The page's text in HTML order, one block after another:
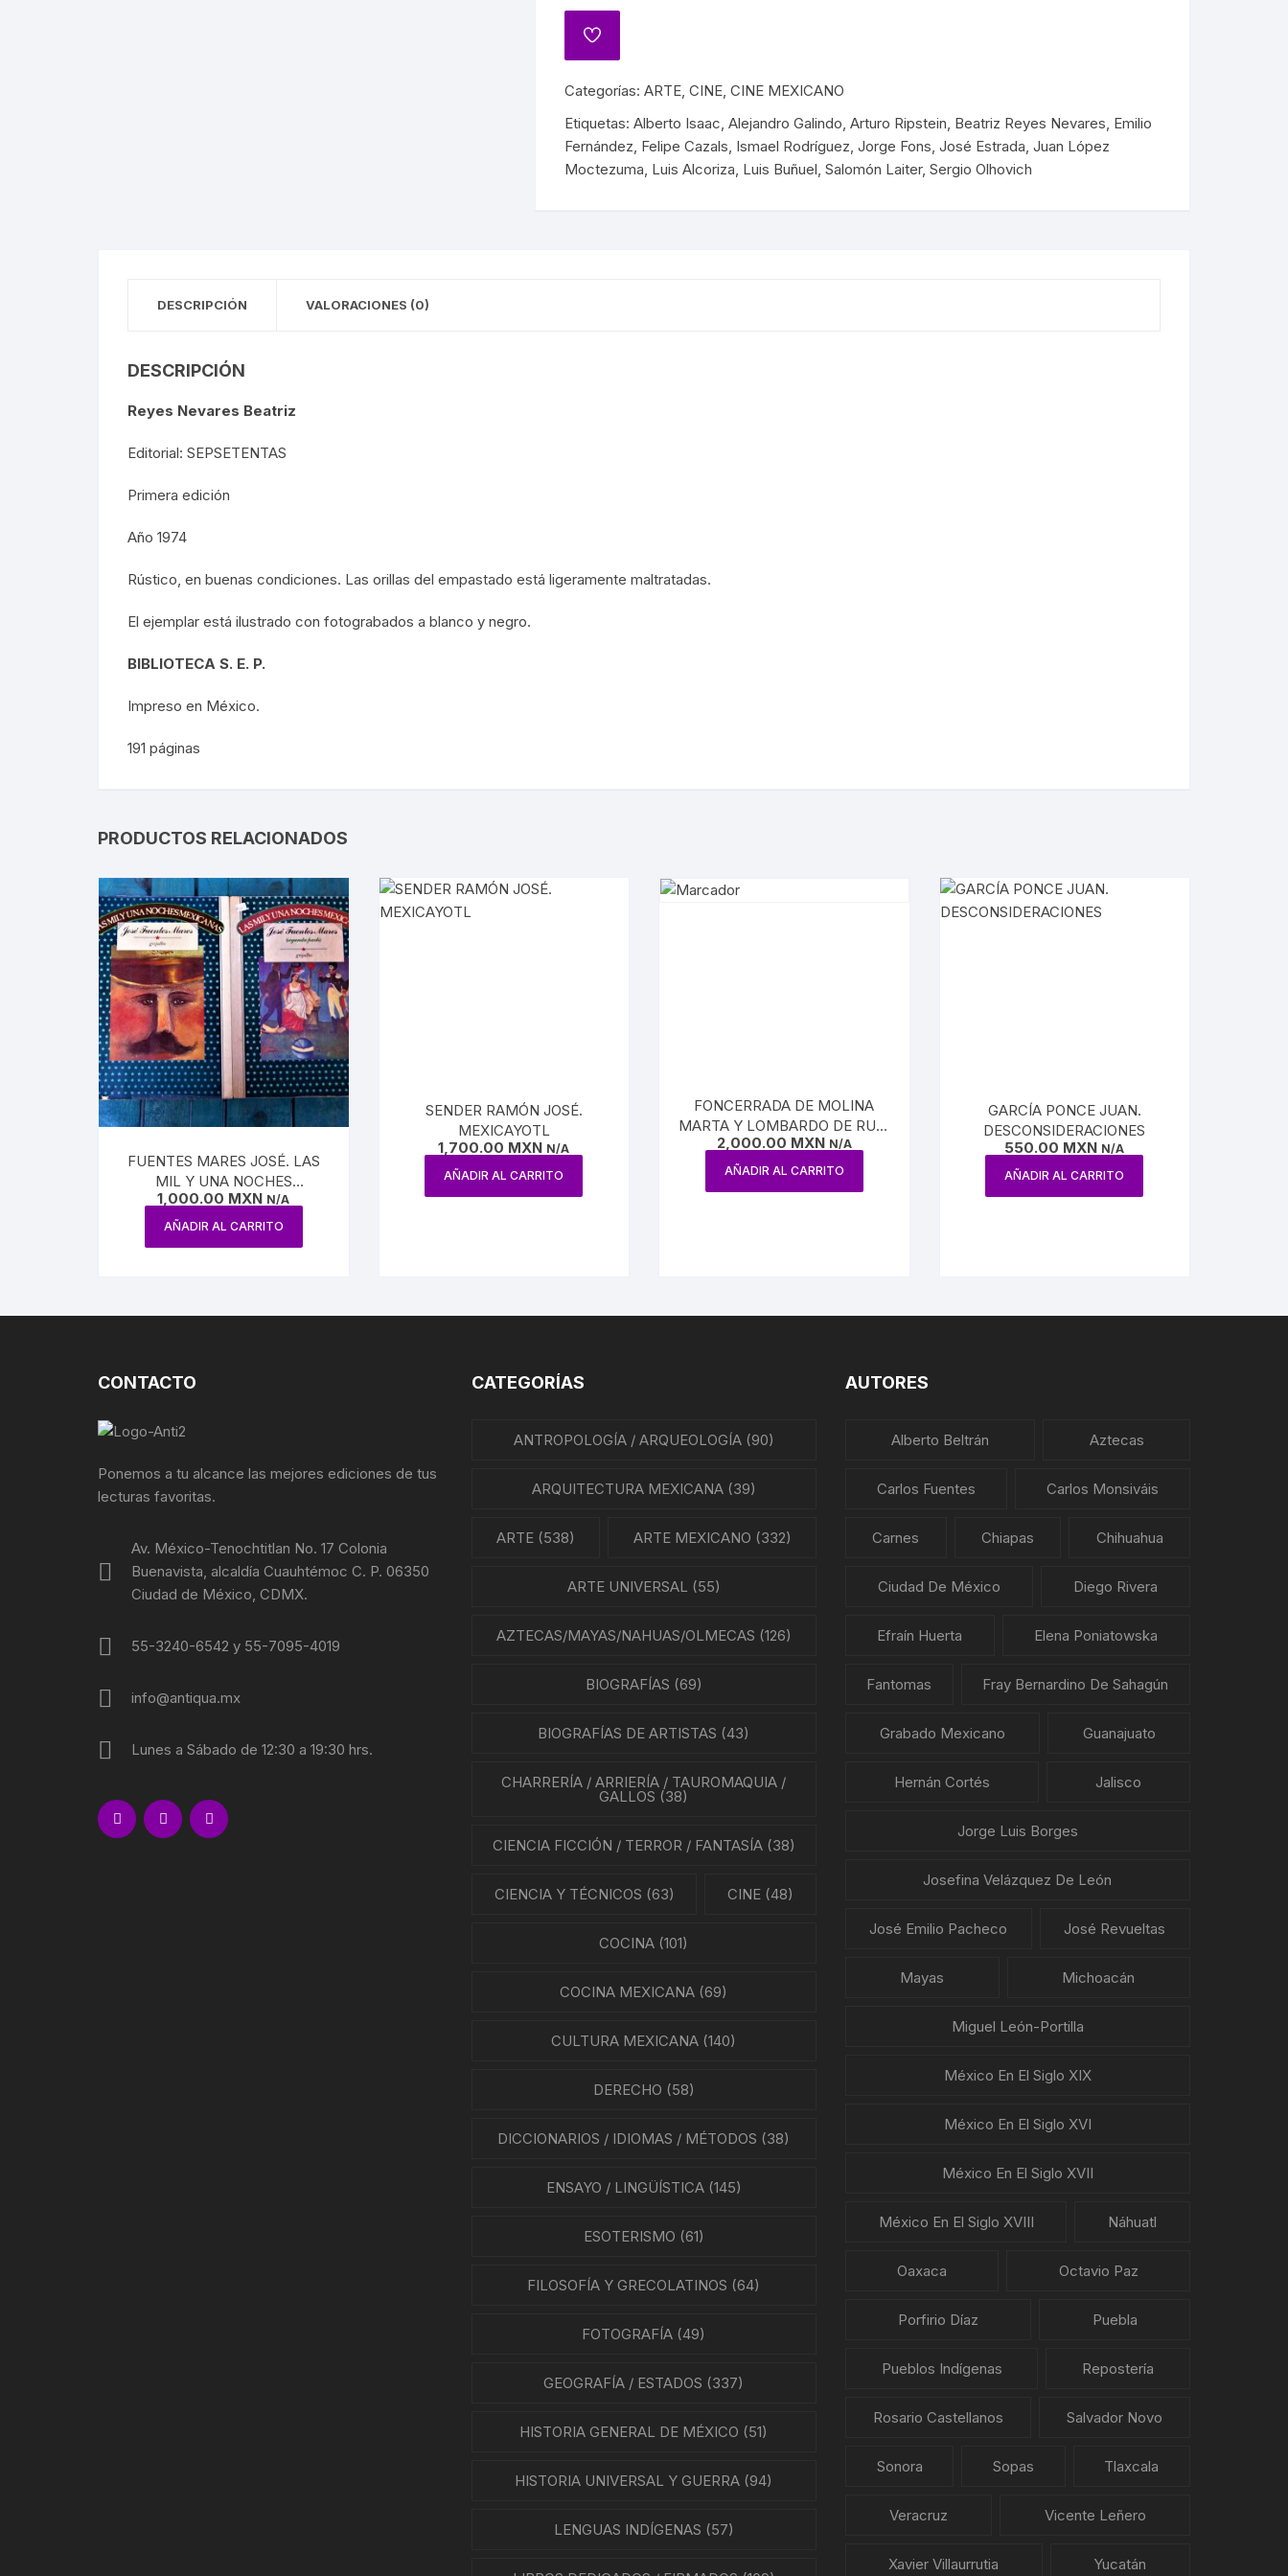
BIOGRAFÍAS CINE
CINE MEXICANO
CINE UNIVERSAL
REVISTAS DE CINE
MEDICINA EN MÉXICO
REBELIONES
GUERRILLA EN MÉXICO
GEOGRAFÍA / ESTADOS
FERROCARRILES
Categorías: ARTE CINE CINE MEXICANO
Etiquetas: Alberto Isaac Alejandro Galindo Arturo Ripstein Beatriz Reyes Nevares Emilio
Fernández Felipe Cazals Ismael Rodríguez Jorge Fons José Estrada Juan López
Moctezuma Luis Alcoriza Luis Buñuel Salomón Laiter, Sergio Olhovich
DESCRIPCIÓN VALORACIONES (0)
DESCRIPCIÓN
Reyes Nevares Beatriz
Editorial: SEPSETENTAS
Primera edición
Año 1974
Rústico, en buenas condiciones. Las orillas del empastado está ligeramente maltratadas.
El ejemplar está ilustrado con fotograbados a blanco y negro.
BIBLIOTECA S. E. P.
Impreso en México.
191 páginas
PRODUCTOS RELACIONADOS
FUENTES MARES JOSÉ. LAS
MIL Y UNA NOCHES
MEXICANAS
1,000.00 MXN N/A
AÑADIR AL CARRITO
SENDER RAMÓN JOSÉ.
MEXICAYOTL
1,700.00 MXN N/A
AÑADIR AL CARRITO
FONCERRADA DE MOLINA
MARTA Y LOMBARDO DE RUIZ
SONIA. VASIJAS PINTADAS
MAYAS EN CONTEXTO
2,000.00 MXN N/A
AÑADIR AL CARRITO
GARCÍA PONCE JUAN.
DESCONSIDERACIONES
550.00 MXN N/A
AÑADIR AL CARRITO
CONTACTO
Ponemos a tu alcance las mejores ediciones de tus
lecturas favoritas.
Av. México-Tenochtitlan No. 17 Colonia
Buenavista, alcaldía Cuauhtémoc C. P. 06350
Ciudad de México, CDMX.
55-3240-6542 y 55-7095-4019
info@antiqua.mx
Lunes a Sábado de 12:30 a 19:30 hrs.
CATEGORÍAS
ANTROPOLOGÍA / ARQUEOLOGÍA(90)
ARQUITECTURA MEXICANA(39)
ARTE (538) ARTE MEXICANO (332)
ARTE UNIVERSAL (55)
AZTECAS/MAYAS/NAHUAS/OLMECAS (126)
BIOGRAFÍAS (69)
BIOGRAFÍAS DE ARTISTAS (43)
CHARRERÍA / ARRIERÍA / TAUROMAQUIA /
GALLOS (38)
CIENCIA FICCIÓN / TERROR / FANTASÍA(38)
CIENCIA Y TÉCNICOS (63) CINE (48)
COCINA (101)
COCINA MEXICANA (69)
CULTURA MEXICANA (140)
DERECHO (58)
DICCIONARIOS / IDIOMAS / MÉTODOS (38)
ENSAYO / LINGÜÍSTICA(145)
ESOTERISMO (61)
FILOSOFÍA Y GRECOLATINOS (64)
FOTOGRAFÍA (49)
GEOGRAFÍA / ESTADOS (337)
HISTORIA GENERAL DE MÉXICO (51)
HISTORIA UNIVERSAL Y GUERRA (94)
LENGUAS INDÍGENAS (57)
AUTORES
Alberto Beltrán Aztecas
Carlos Fuentes Carlos Monsiváis
Carnes Chiapas Chihuahua
Ciudad De México Diego Rivera
Efraín Huerta Elena Poniatowska
Fantomas Fray Bernardino De Sahagún
Grabado Mexicano Guanajuato
Hernán Cortés Jalisco
Jorge Luis Borges
Josefina Velázquez De León
José Emilio Pacheco José Revueltas
Mayas Michoacán
Miguel León-Portilla
México En El Siglo XIX
México En El Siglo XVI
México En El Siglo XVII
México En El Siglo XVIII Náhuatl
Oaxaca Octavio Paz
Porfirio Díaz Puebla
Pueblos Indígenas Repostería
Rosario Castellanos Salvador Novo
Sonora Sopas Tlaxcala
Veracruz Vicente Leñero
Xavier Villaurrutia Yucatán